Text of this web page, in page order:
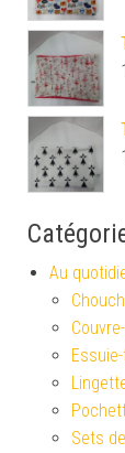
Au
Sets